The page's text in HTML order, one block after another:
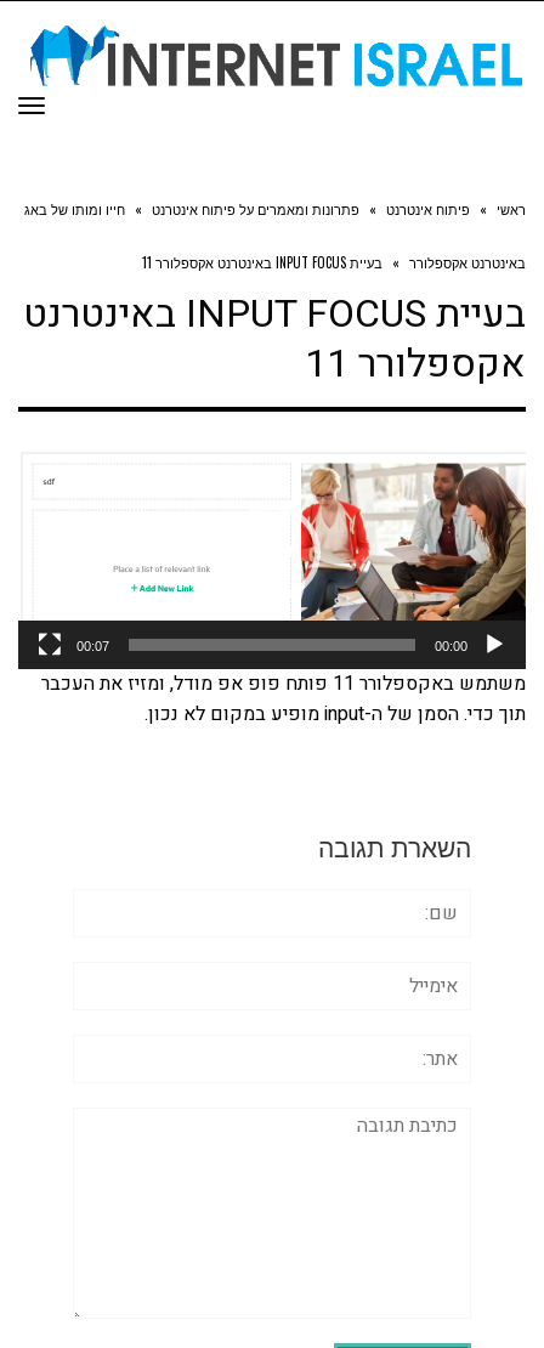
ראשי » פיתוח אינטרנט » פתרונות ומאמרים על פיתוח אינטרנט » חייו ומותו של באג
באינטרנט אקספלורר » בעיית INPUT FOCUS באינטרנט אקספלורר 11
בעיית INPUT FOCUS באינטרנט
אקספלורר 11
וידאו
00:00
00:07
משתמש באקספלורר 11 פותח פופ אפ מודל, ומזיז את העכבר
תוך כדי. הסמן של ה-input מופיע במקום לא נכון.
השארת תגובה
תגובה